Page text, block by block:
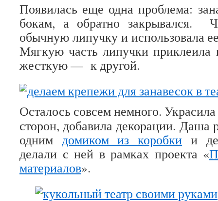
Появилась еще одна проблема:
бокам, а обратно закрывался.
обычную липучку и использовала
Мягкую часть липучки приклеила
жесткую — к другой.
Осталось совсем немного.
сторон, добавила декорации. Даша
одним домиком из коробки и
делали с ней в рамках проекта «
материалов».